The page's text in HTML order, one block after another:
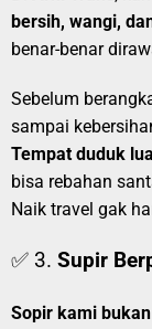
bersih, wangi,
benar-benar
Sebelum
sampai
Tempat duduk
bisa rebahan
Naik travel gak
✅ 3. Supir
Sopir kami